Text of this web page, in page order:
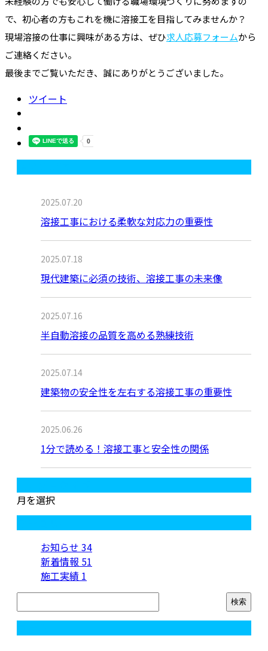
で、初心者の方もこれを機に溶接工を目指してみませんか？
現場溶接の仕事に興味がある方は、ぜひ求人応募フォームから
ご連絡ください。
最後までご覧いただき、誠にありがとうございました。
ツイート
2025.07.20
溶接工事における柔軟な対応力の重要性
2025.07.18
現代建築に必須の技術、溶接工事の未来像
2025.07.16
半自動溶接の品質を高める熟練技術
2025.07.14
建築物の安全性を左右する溶接工事の重要性
2025.06.26
1分で読める！溶接工事と安全性の関係
月を選択
お知らせ 34
新着情報 51
施工実績 1